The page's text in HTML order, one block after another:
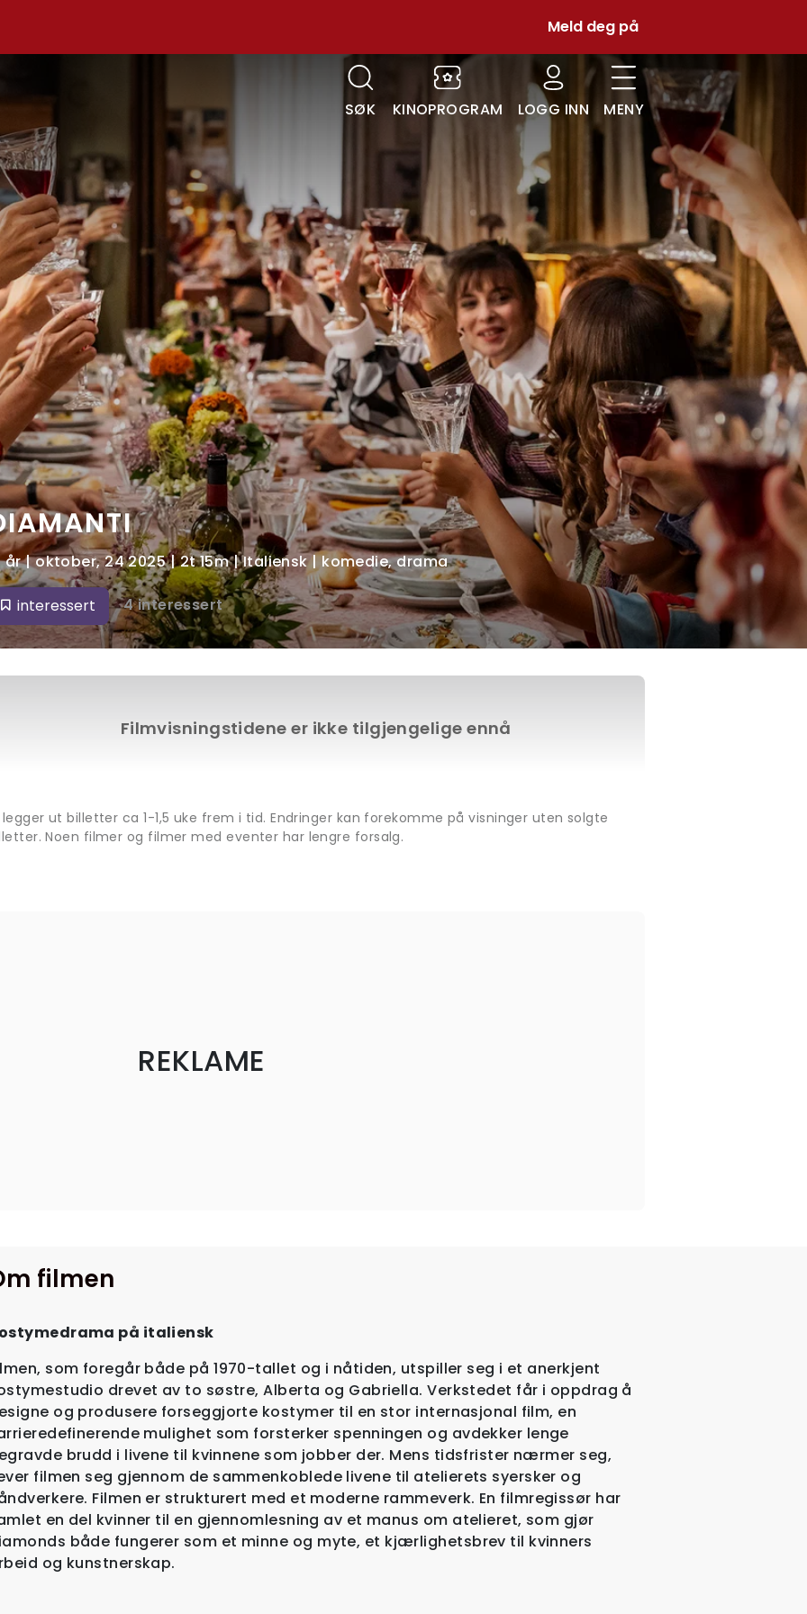
Meld deg på
SØK KINOPROGRAM LOGG INN MENY
år | oktober, 24 2025 | 2t 15m | Italiensk | komedie, drama
interessert 4 interessert
Filmvisningstidene er ikke tilgjengelige ennå
legger ut billetter ca 1-1,5 uke frem i tid. Endringer kan forekomme på visninger uten solgte
Noen filmer og filmer med eventer har lengre forsalg.
REKLAME
filmen
på italiensk
som foregår både på 1970-tallet og i nåtiden, utspiller seg i et anerkjent
drevet av to søstre, Alberta og Gabriella. Verkstedet får i oppdrag å
og produsere forseggjorte kostymer til en stor internasjonal film, en
mulighet som forsterker spenningen og avdekker lenge
brudd i livene til kvinnene som jobber der. Mens tidsfrister nærmer seg,
filmen seg gjennom de sammenkoblede livene til atelierets syersker og
Filmen er strukturert med et moderne rammeverk. En filmregissør har
en del kvinner til en gjennomlesning av et manus om atelieret, som gjør
både fungerer som et minne og myte, et kjærlighetsbrev til kvinners
og kunstnerskap.